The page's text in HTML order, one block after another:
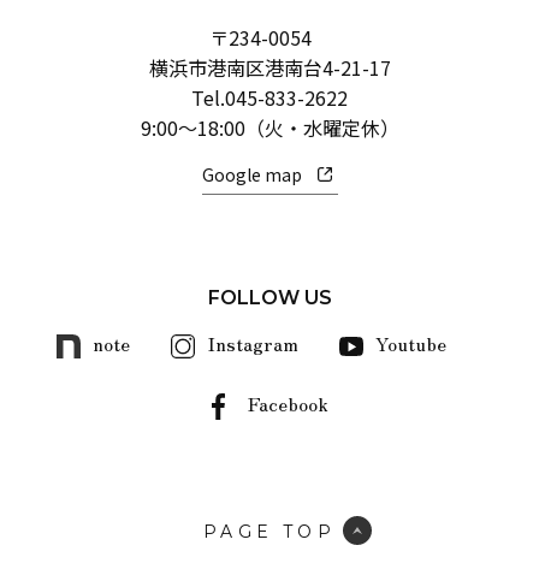
〒234-0054
横浜市港南区港南台4-21-17
Tel.045-833-2622
9:00～18:00（火・水曜定休）
Google map
FOLLOW US
note Instagram Youtube
Facebook
PAGE TOP